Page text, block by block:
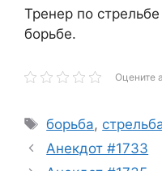
Тренер по
борьбе.
Оцените
Метки
борьба,
Анекдот #1733